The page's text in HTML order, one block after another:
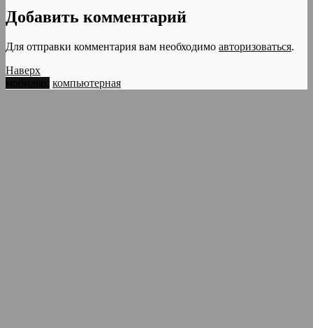
Добавить комментарий
Для отправки комментария вам необходимо авторизоваться.
Наверх
компьютерная